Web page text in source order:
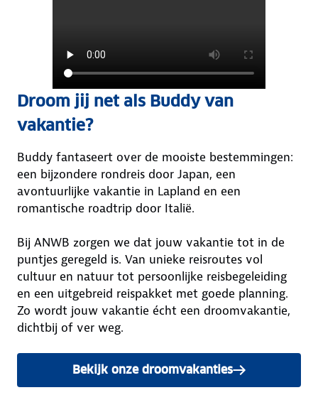
Droom jij net als Buddy van
vakantie?
Buddy fantaseert over de mooiste bestemmingen:
een bijzondere rondreis door Japan, een
avontuurlijke vakantie in Lapland en een
romantische roadtrip door Italië.
Bij ANWB zorgen we dat jouw vakantie tot in de
puntjes geregeld is. Van unieke reisroutes vol
cultuur en natuur tot persoonlijke reisbegeleiding
en een uitgebreid reispakket met goede planning.
Zo wordt jouw vakantie écht een droomvakantie,
dichtbij of ver weg.
Bekijk onze droomvakanties